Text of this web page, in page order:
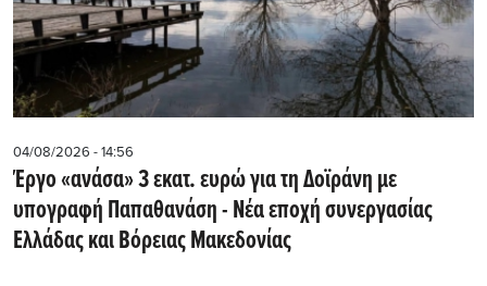
04/08/2026 - 14:56
Έργο «ανάσα» 3 εκατ. ευρώ για τη Δοϊράνη με
υπογραφή Παπαθανάση - Νέα εποχή συνεργασίας
Ελλάδας και Βόρειας Μακεδονίας